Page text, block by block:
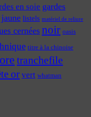
en soie gardes
jaune listels matériel de reliure
cernées noir oasis
titre à la chinoise
tranchefile
or vert whatman